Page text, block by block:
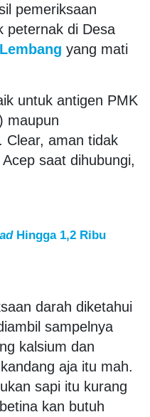
pemeriksaan
peternak di Desa
Lembang yang mati
untuk antigen PMK
maupun
Clear, aman tidak
saat dihubungi,
Hingga 1,2 Ribu
darah diketahui
sampelnya
kalsium dan
aja itu mah.
sapi itu kurang
kan butuh